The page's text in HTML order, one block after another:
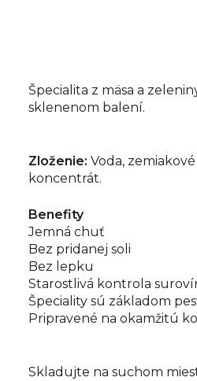
Špecialita z mäsa a
sklenenom balení.
Zloženie: Voda,
koncentrát.
Benefity
Jemná chuť
Bez pridanej soli
Bez lepku
Starostlivá kontrola
Špeciality sú základom
Pripravené na okamžitú
Skladujte na suchom